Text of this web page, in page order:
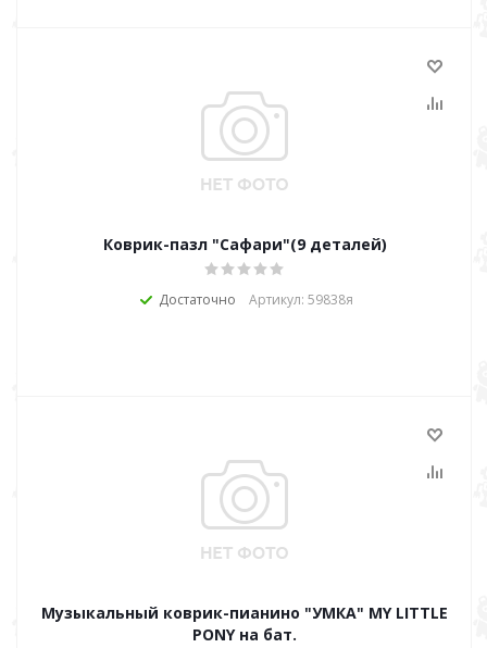
Коврик-пазл "Сафари"(9 деталей)
Достаточно Артикул: 59838я
Музыкальный коврик-пианино "УМКА" MY LITTLE
PONY на бат.